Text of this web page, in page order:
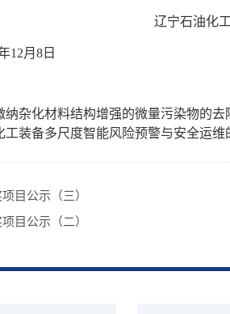
辽宁石油化
12月8日
杂化材料结构增强的微量污染物的
装备多尺度智能风险预警与安全运维
目公示（三）
目公示（二）